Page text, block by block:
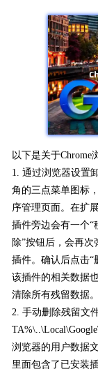
以下是关于Chrome
1. 通过浏览器设置
角的三点菜单图标
序管理页面。在扩
插件旁边会有一个“
除”按钮后，会再
插件。确认后点击“
该插件的相关数据
清除所有残留数据。
2. 手动删除残留文
浏览器的用户数据
里面包含了已安装